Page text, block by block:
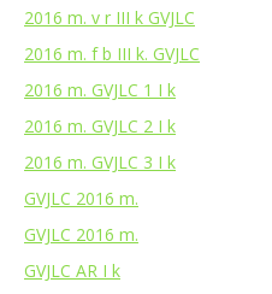
2016 m. v r III k GVJLC
2016 m. f b III k. GVJLC
2016 m. GVJLC 1 I k
2016 m. GVJLC 2 I k
2016 m. GVJLC 3 I k
GVJLC 2016 m.
GVJLC 2016 m.
GVJLC AR I k